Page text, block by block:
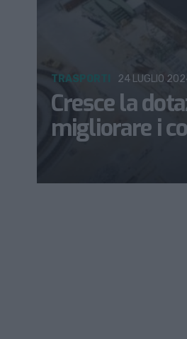
Cresce la
migliorare i
TRASPORTI 24 LUGLIO